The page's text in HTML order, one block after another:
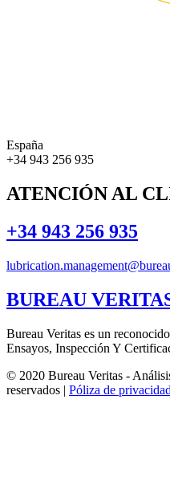
España
+34 943 256 935
ATENCIÓN AL
+34 943 256 935
BUREAU
Bureau Veritas es un
Ensayos, Inspección Y
© 2020 Bureau Veritas -
reservados | Póliza de privacidad